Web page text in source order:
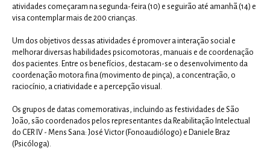
atividades começaram na segunda-feira (10) e seguirão até amanhã (14) e
visa contemplar mais de 200 crianças.
Um dos objetivos dessas atividades é promover a interação social e
melhorar diversas habilidades psicomotoras, manuais e de coordenação
dos pacientes. Entre os benefícios, destacam-se o desenvolvimento da
coordenação motora fina (movimento de pinça), a concentração, o
raciocínio, a criatividade e a percepção visual.
Os grupos de datas comemorativas, incluindo as festividades de São
João, são coordenados pelos representantes da Reabilitação Intelectual
do CER IV - Mens Sana: José Victor (Fonoaudiólogo) e Daniele Braz
(Psicóloga).